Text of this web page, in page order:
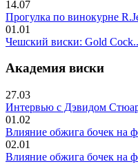
14.07
Прогулка по винокурне
01.01
Чешский виски: Gold
Академия виски
27.03
Интервью с Дэвидом
01.02
Влияние обжига бочек на
02.01
Влияние обжига бочек на